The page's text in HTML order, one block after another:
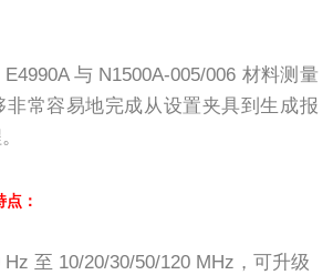
E4990A 与 N1500A-005/006 材料测量
非常容易地完成从设置夹具到生成报
点：
Hz 至 10/20/30/50/120 MHz ，可升级